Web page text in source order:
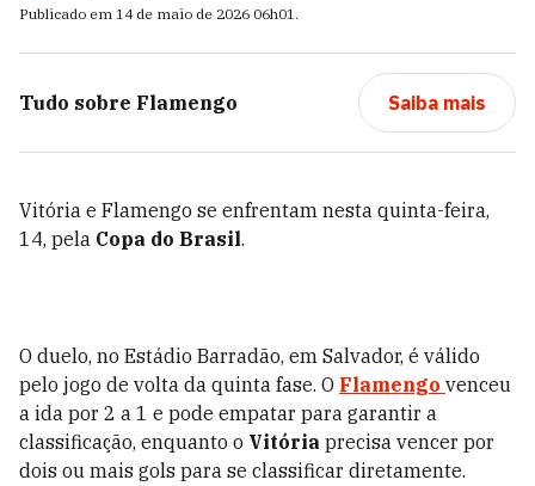
Publicado em 14 de maio de 2026 06h01.
Tudo sobre Flamengo Saiba mais
Vitória e Flamengo se enfrentam nesta quinta-feira,
14, pela Copa do Brasil.
O duelo, no Estádio Barradão, em Salvador, é válido
pelo jogo de volta da quinta fase. O Flamengo venceu
a ida por 2 a 1 e pode empatar para garantir a
classificação, enquanto o Vitória precisa vencer por
dois ou mais gols para se classificar diretamente.